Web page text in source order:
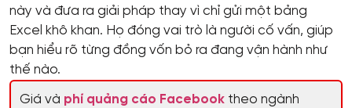
này và đưa ra giải pháp thay vì chỉ gửi một bảng
Excel khô khan. Họ đóng vai trò là người cố vấn, giúp
bạn hiểu rõ từng đồng vốn bỏ ra đang vận hành như
thế nào.
Giá và phí quảng cáo Facebooktheo ngành